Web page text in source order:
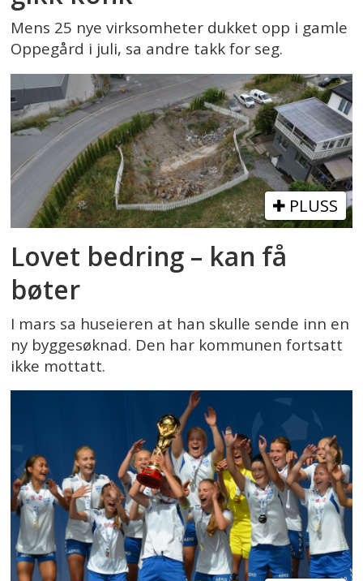
Mens 25 nye virksomheter dukket opp i gamle
Oppegård i juli, sa andre takk for seg.
PLUSS
Lovet bedring – kan få
bøter
I mars sa huseieren at han skulle sende inn en
ny byggesøknad. Den har kommunen fortsatt
ikke mottatt.